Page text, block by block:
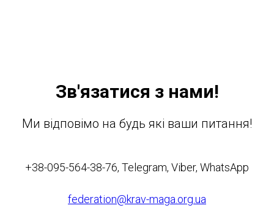
Зв'язатися з нами!
Ми відповімо на будь які ваши питання!
+38-095-564-38-76, Telegram, Viber, WhatsApp
federation@krav-maga.org.ua